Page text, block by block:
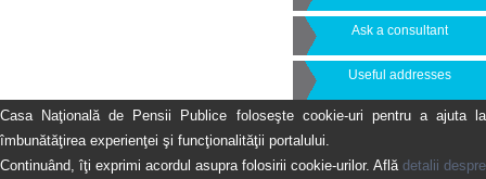
Ask a consultant
Useful addresses
Casa Naţională de Pensii Publice foloseşte cookie-uri pentru a ajuta la
îmbunătăţirea experienţei şi funcţionalităţii portalului.
Continuând, îţi exprimi acordul asupra folosirii cookie-urilor. Află detalii despre